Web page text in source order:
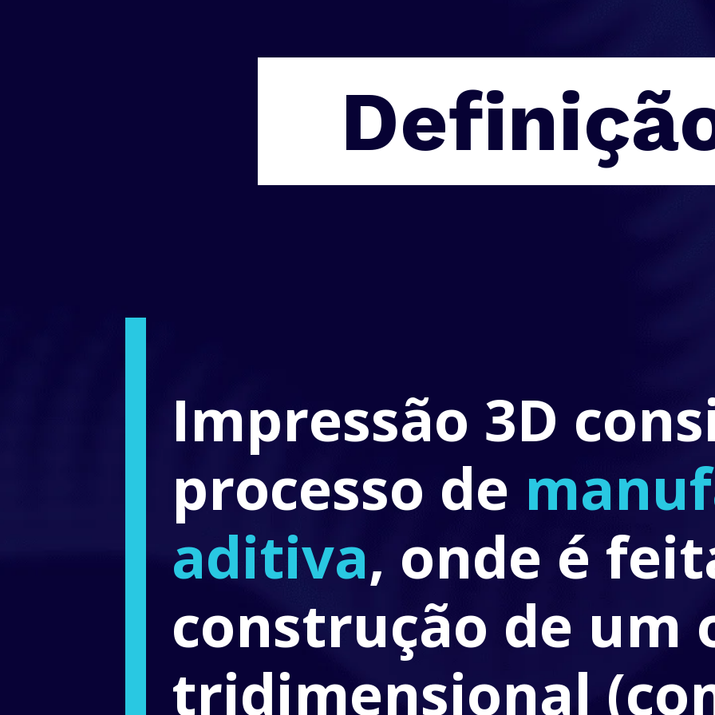
Impressão 3D
processo de
aditiva, onde é
construção de um
tridimensional